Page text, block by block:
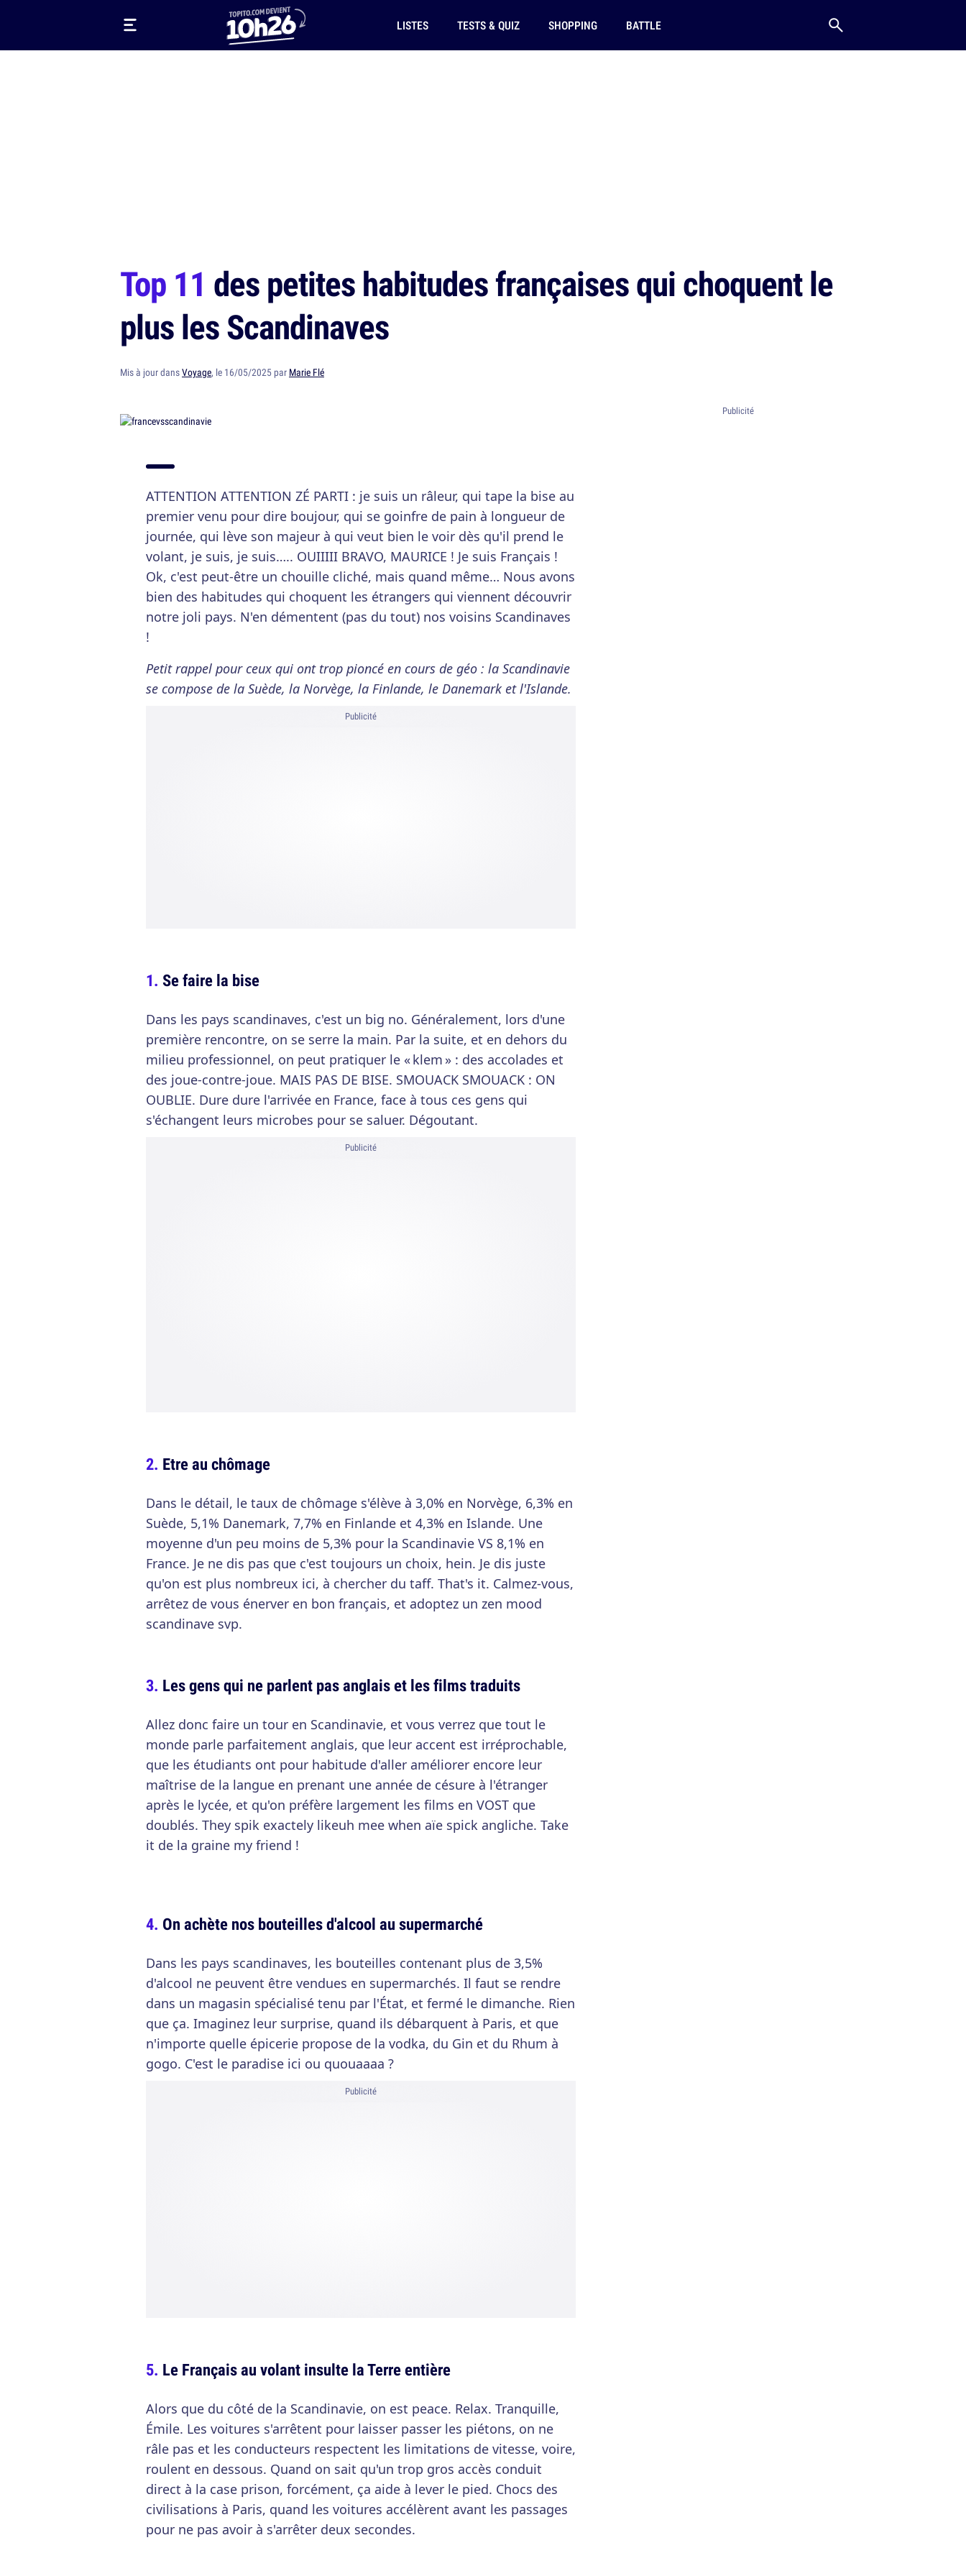
LISTES TESTS & QUIZ SHOPPING BATTLE
Top 11 des petites habitudes françaises qui choquent le
plus les Scandinaves
Mis à jour dansVoyage, le 16/05/2025 par Marie Flé
ATTENTION ATTENTION ZÉ PARTI : je suis un râleur, qui tape la bise au
premier venu pour dire boujour, qui se goinfre de pain à longueur de
journée, qui lève son majeur à qui veut bien le voir dès qu'il prend le
volant, je suis, je suis….. OUIIIII BRAVO, MAURICE ! Je suis Français !
Ok, c'est peut-être un chouille cliché, mais quand même… Nous avons
bien des habitudes qui choquent les étrangers qui viennent découvrir
notre joli pays. N'en démentent (pas du tout) nos voisins Scandinaves
!
Petit rappel pour ceux qui ont trop pioncé en cours de géo : la Scandinavie
se compose de la Suède, la Norvège, la Finlande, le Danemark et l'Islande.
Publicité
Se faire la bise
Dans les pays scandinaves, c'est un big no. Généralement, lors d'une
première rencontre, on se serre la main. Par la suite, et en dehors du
milieu professionnel, on peut pratiquer le « klem » : des accolades et
des joue-contre-joue. MAIS PAS DE BISE. SMOUACK SMOUACK : ON
OUBLIE. Dure dure l'arrivée en France, face à tous ces gens qui
s'échangent leurs microbes pour se saluer. Dégoutant.
Publicité
Etre au chômage
Dans le détail, le taux de chômage s'élève à 3,0% en Norvège, 6,3% en
Suède, 5,1% Danemark, 7,7% en Finlande et 4,3% en Islande. Une
moyenne d'un peu moins de 5,3% pour la Scandinavie VS 8,1% en
France. Je ne dis pas que c'est toujours un choix, hein. Je dis juste
qu'on est plus nombreux ici, à chercher du taff. That's it. Calmez-vous,
arrêtez de vous énerver en bon français, et adoptez un zen mood
scandinave svp.
Les gens qui ne parlent pas anglais et les films traduits
Allez donc faire un tour en Scandinavie, et vous verrez que tout le
monde parle parfaitement anglais, que leur accent est irréprochable,
que les étudiants ont pour habitude d'aller améliorer encore leur
maîtrise de la langue en prenant une année de césure à l'étranger
après le lycée, et qu'on préfère largement les films en VOST que
doublés. They spik exactely likeuh mee when aïe spick angliche. Take
it de la graine my friend !
On achète nos bouteilles d'alcool au supermarché
Dans les pays scandinaves, les bouteilles contenant plus de 3,5%
d'alcool ne peuvent être vendues en supermarchés. Il faut se rendre
dans un magasin spécialisé tenu par l'État, et fermé le dimanche. Rien
que ça. Imaginez leur surprise, quand ils débarquent à Paris, et que
n'importe quelle épicerie propose de la vodka, du Gin et du Rhum à
gogo. C'est le paradise ici ou quouaaaa ?
Publicité
Le Français au volant insulte la Terre entière
Alors que du côté de la Scandinavie, on est peace. Relax. Tranquille,
Émile. Les voitures s'arrêtent pour laisser passer les piétons, on ne
râle pas et les conducteurs respectent les limitations de vitesse, voire,
roulent en dessous. Quand on sait qu'un trop gros accès conduit
direct à la case prison, forcément, ça aide à lever le pied. Chocs des
civilisations à Paris, quand les voitures accélèrent avant les passages
pour ne pas avoir à s'arrêter deux secondes.